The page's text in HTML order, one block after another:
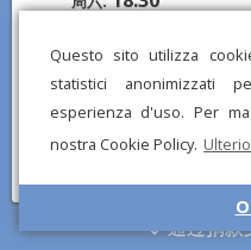
Questo sito utilizza
statistici anonimizzati
esperienza d'uso. Per
nostra Cookie Policy.
周日: 8:00 ,10:00 ,
正！
通过捐款